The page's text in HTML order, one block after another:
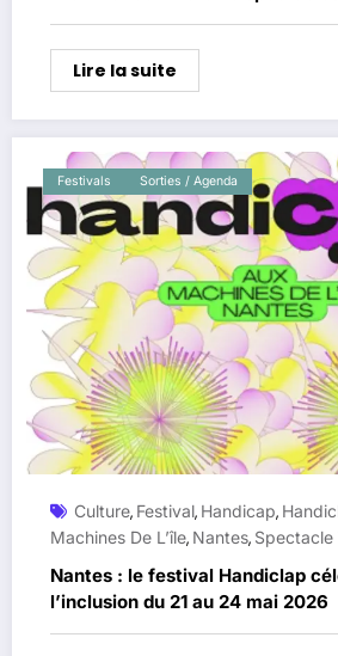
Lire la suite
Festivals Sorties / Agenda
Culture, Festival, Handicap,
Machines De L’île, Nantes, Spectacle
Nantes : le festival Handiclap
l’inclusion du 21 au 24 mai 2026